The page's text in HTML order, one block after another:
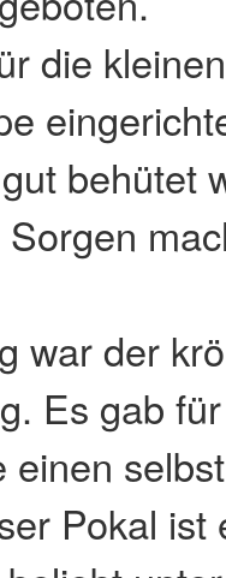
die
behütet
war der
Es gab
einen
Pokal ist